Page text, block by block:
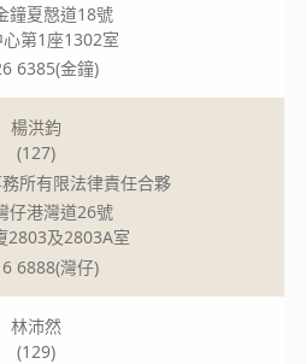
鐘夏慤道18號
第1座1302室
6385(金鐘)
楊洪鈞
(127)
所有限法律責任合夥
仔港灣道26號
2803及2803A室
6888(灣仔)
林沛然
(129)